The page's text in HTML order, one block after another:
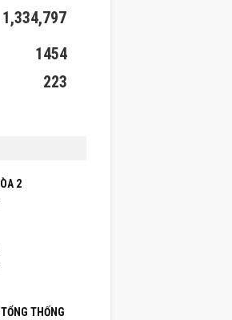
1,334,797
1454
223
2
THỐNG